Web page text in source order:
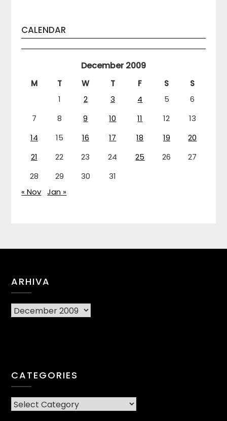
CALENDAR
December 2009
M T W T F S
S
1
2 3 4 5
6
7
8 9 10 11 12
13
14
15 16 17 18 19
20
21
22 23 24 25 26
27
28
29 30
31
« Nov Jan »
ARHIVA
Arhiva
CATEGORIES
CATEGORIES